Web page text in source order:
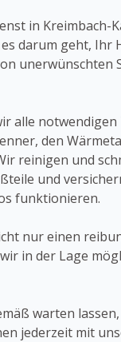
in Kreimbach-
darum geht, Ihr
unerwünschten
alle
den
reinigen und
und
funktionieren.
nur einen
in der Lage
warten
jederzeit mit